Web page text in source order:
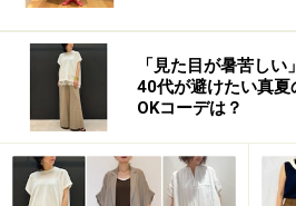
スーツのオーダー方法
オーダースーツの堅苦しい雰囲
店内で、オーダースタート！
「見た目が暑苦しい
40代が避けたい真夏
OKコーデは？